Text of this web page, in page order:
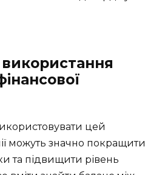
використання
цей
можуть значно покращити
та підвищити рівень